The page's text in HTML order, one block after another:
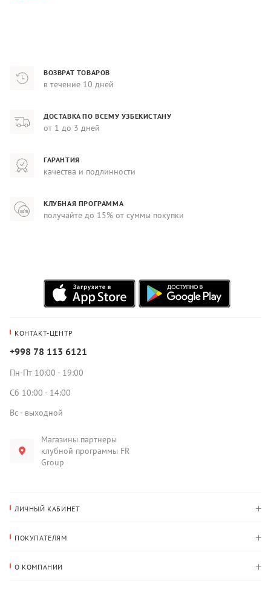
ВОЗВРАТ ТОВАРОВ
в течение 10 дней
ДОСТАВКА ПО ВСЕМУ УЗБЕКИСТАНУ
от 1 до 3 дней
ГАРАНТИЯ
качества и подлинности
КЛУБНАЯ ПРОГРАММА
получайте до 15% от суммы покупки
КОНТАКТ-ЦЕНТР
+998 78 113 6121
Пн-Пт 10:00 - 19:00
Сб 10:00 - 14:00
Вс - выходной
Магазины партнеры
клубной программы FR
Group
ЛИЧНЫЙ КАБИНЕТ
Адрес для доставки
ПОКУПАТЕЛЯМ
О КОМПАНИИ